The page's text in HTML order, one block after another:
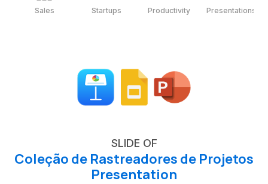
Sales Startups Productivity Presentations
SLIDE OF
Coleção de Rastreadores de Projetos
Presentation